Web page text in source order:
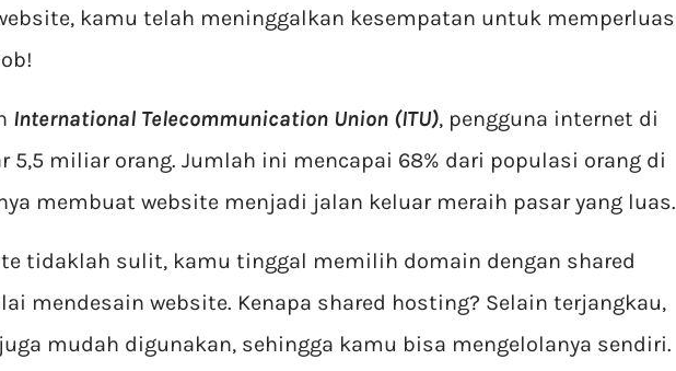
kamu telah meninggalkan kesempatan untuk memperluas
International Telecommunication Union (ITU), pengguna internet di
5,5 miliar orang. Jumlah ini mencapai 68% dari populasi orang di
membuat website menjadi jalan keluar meraih pasar yang luas.
tidaklah sulit, kamu tinggal memilih domain dengan shared
mendesain website. Kenapa shared hosting? Selain terjangkau,
mudah digunakan, sehingga kamu bisa mengelolanya sendiri.